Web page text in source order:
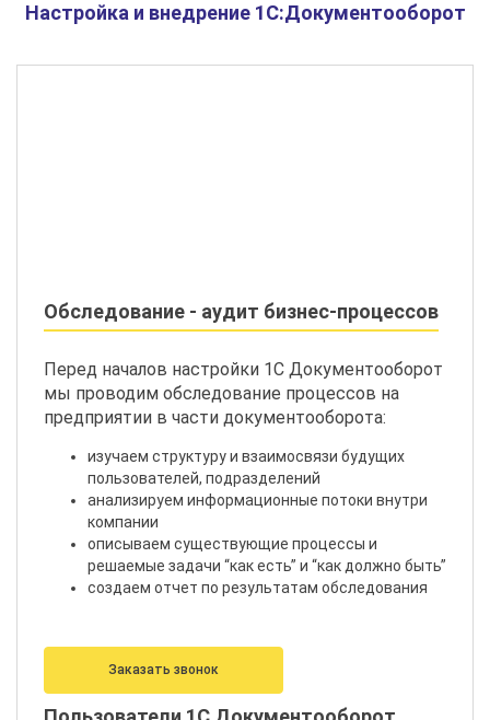
Настройка и внедрение 1С:Документооборот
Обследование - аудит бизнес-процессов
Перед началов настройки 1С Документооборот
мы проводим обследование процессов на
предприятии в части документооборота:
изучаем структуру и взаимосвязи будущих
пользователей, подразделений
анализируем информационные потоки внутри
компании
описываем существующие процессы и
решаемые задачи “как есть” и “как должно быть”
создаем отчет по результатам обследования
Заказать звонок